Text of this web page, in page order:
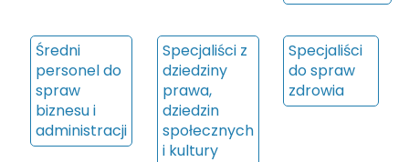
Średni
personel do
spraw
biznesu i
administracji
Specjaliści z
dziedziny
prawa,
dziedzin
społecznych
i kultury
Specjaliści
do spraw
zdrowia